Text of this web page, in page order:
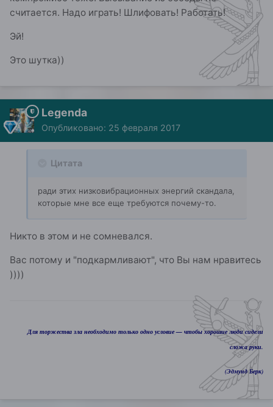
считается. Надо играть! Шлифовать! Работать!
Эй!
Это шутка))
Legenda
Опубликовано: 25 февраля 2017
Цитата
ради этих низковибрационных энергий скандала,
которые мне все еще требуются почему-то.
Никто в этом и не сомневался.
Вас потому и "подкармливают", что Вы нам нравитесь
))))
Для торжества зла необходимо только одно условие — чтобы хорошие люди сидели
сложа руки.
(Эдмунд Берк)